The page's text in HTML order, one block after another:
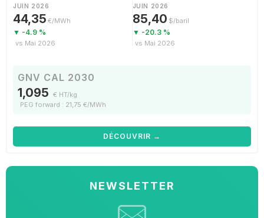
JUIN 2026
44,35 €/MWh
▼ -4.9 %
vs Mai 2026
JUIN 2026
85,40 $/baril
▼ -20.3 %
vs Mai 2026
GNV CAL 2030
1,095 € HT/kg
PEG forward : 21,75 €/MWh
DÉCOUVRIR →
NEWSLETTER